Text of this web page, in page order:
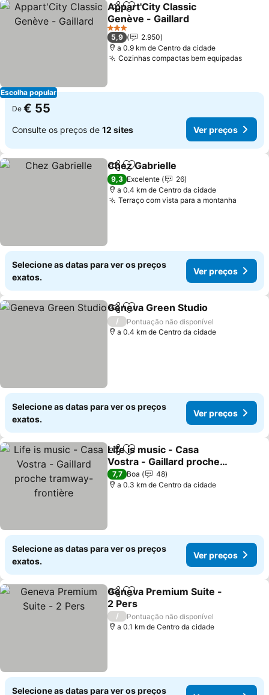
Escolha popular
PartilharAdicionar aos favoritos
Appart'City Classic
Genève - Gaillard
Ver preços
3 Estrelas
5,9
2.950
a 0.9 km de Centro da cidade
Cozinhas compactas bem equipadasVer
De € 55
Consulte os preços de 12 sites Ver preços
PartilharAdicionar aos favoritos
Chez Gabrielle
9,3 Excelente
26
a 0.4 km de Centro da cidade
Terraço com vista para a montanha
Selecione as datas para ver os preços
exatos.
Ver preços
PartilharAdicionar aos favoritos
Geneva Green Studio
/
Pontuação não disponível
a 0.4 km de Centro da cidade
Selecione as datas para ver os preços
exatos.
Ver preços
PartilharAdicionar aos favoritos
Life is music - Casa
Vostra - Gaillard proche
tramway-frontière
Ver preços
7,7 Boa
48
a 0.3 km de Centro da cidade
Selecione as datas para ver os preços
exatos.
Ver preços
PartilharAdicionar aos favoritos
Geneva Premium Suite -
2 Pers
Ver preços
/
Pontuação não disponível
a 0.1 km de Centro da cidade
Selecione as datas para ver os preços